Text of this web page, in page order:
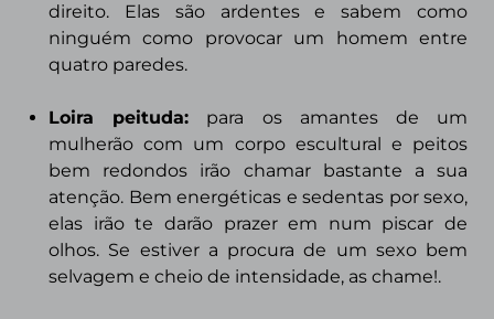
direito. Elas são ardentes e sabem como
ninguém como provocar um homem entre
quatro paredes.
Loira peituda: para os amantes de um
mulherão com um corpo escultural e peitos
bem redondos irão chamar bastante a sua
atenção. Bem energéticas e sedentas por sexo,
elas irão te darão prazer em num piscar de
olhos. Se estiver a procura de um sexo bem
selvagem e cheio de intensidade, as chame!.